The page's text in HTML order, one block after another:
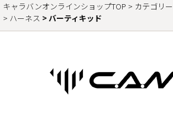
キャラバンオンラインショップTOP
カテゴリー
ハーネス
バーティキッド